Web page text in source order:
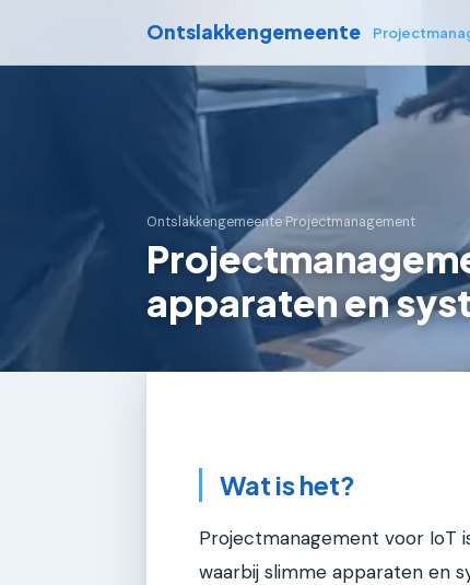
Ontslakkengemeente
Ontslakkengemeente›Projectmanagement
apparaten en
Wat is het?
Projectmanagement voor IoT
waarbij slimme apparaten en